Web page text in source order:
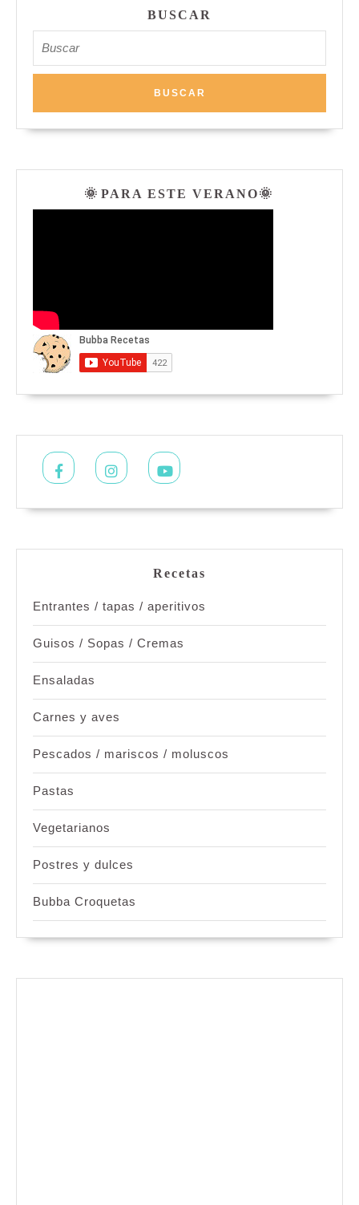
BUSCAR
🌞 PARA ESTE VERANO🌞
Facebook Instagram
Recetas
Entrantes / tapas / aperitivos
Guisos / Sopas / Cremas
Ensaladas
Carnes y aves
Pescados / mariscos / moluscos
Pastas
Vegetarianos
Postres y dulces
Bubba Croquetas